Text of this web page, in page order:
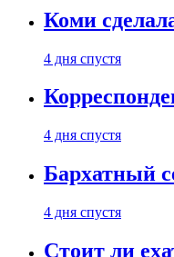
Коми
4 дня спустя
4 дня спустя
Бархатный
4 дня спустя
Стоит ли